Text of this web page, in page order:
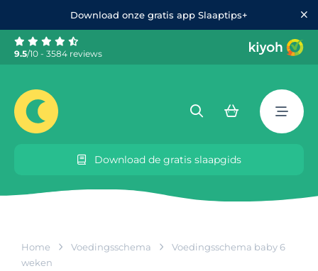
Download onze gratis app Slaaptips+
9.5/10 - 3584 reviews
Download de gratis slaapgids
Home Voedingsschema
Voedingsschema baby 6
weken